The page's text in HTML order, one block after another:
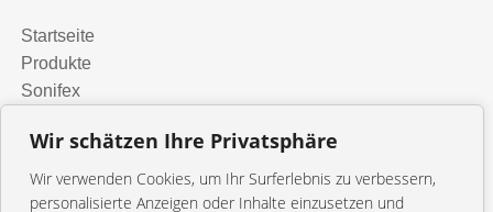
Wir schätzen Ihre Privatsphäre
Wir verwenden Cookies, um Ihr Surferlebnis zu verbessern,
personalisierte Anzeigen oder Inhalte einzusetzen und
Startseite
Produkte
Sonifex
Presse
orangetec
Kontakt